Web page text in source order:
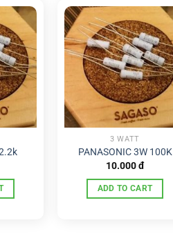
3 WATT
PANASONIC 3W 100K
10.000đ
ADD TO CART